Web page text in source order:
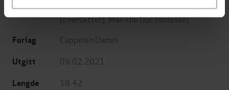
Forfattere Wilbur Smith(forfatter),Henning Kolstad
(oversetter),Mai-The Duc(innleser)
Forlag Cappelen Damm
Utgitt 09.02.2021
Lengde 18:42